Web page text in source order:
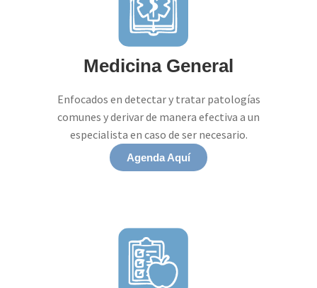
Medicina General
Enfocados en detectar y tratar patologías
comunes y derivar de manera efectiva a un
especialista en caso de ser necesario.
Agenda Aquí